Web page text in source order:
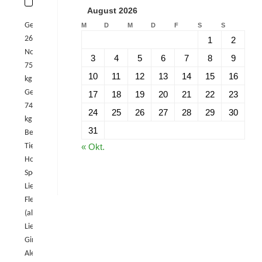
Geburtstag:
26.03.1988
Normalgewicht:
75
kg
Gewichtsklasse:
74
kg
Beruf:
Tiefbauer
Hobbys:
Sport
Lieblingsessen:
Fleisch
(alles)
Lieblingsgetränk:
Ginger
Ale
August 2026
M D M D F S S
1
2
3
4 5 6 7 8
9
10
11 12 13 14 15
16
17
18 19 20 21 22
23
24
25 26 27 28 29
30
31
« Okt.